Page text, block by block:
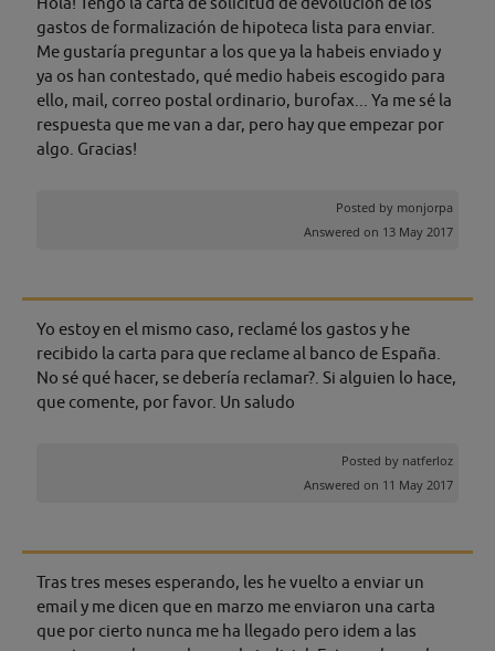
gastos de formalización de hipoteca lista para enviar.
Me gustaría preguntar a los que ya la habeis enviado y
ya os han contestado, qué medio habeis escogido para
ello, mail, correo postal ordinario, burofax... Ya me sé la
respuesta que me van a dar, pero hay que empezar por
algo. Gracias!
Posted by monjorpa
Answered on 13 May 2017
Yo estoy en el mismo caso, reclamé los gastos y he
recibido la carta para que reclame al banco de España.
No sé qué hacer, se debería reclamar?. Si alguien lo hace,
que comente, por favor. Un saludo
Posted by natferloz
Answered on 11 May 2017
Tras tres meses esperando, les he vuelto a enviar un
email y me dicen que en marzo me enviaron una carta
que por cierto nunca me ha llegado pero idem a las